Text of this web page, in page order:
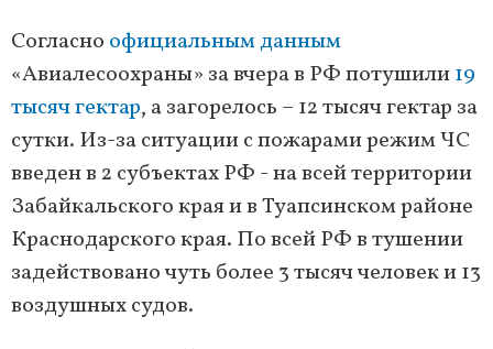
Согласно официальным данным
«Авиалесоохраны» за вчера в РФ потушили19
тысяч гектар, а загорелось – 12 тысяч гектар за
сутки. Из-за ситуации с пожарами режим ЧС
введен в 2 субъектах РФ - на всей территории
Забайкальского края и в Туапсинском районе
Краснодарского края. По всей РФ в тушении
задействовано чуть более 3 тысяч человек и 13
воздушных судов.